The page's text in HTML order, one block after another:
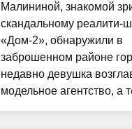
Малининой, знакомой
скандальному реалити-
«Дом-2», обнаружили в
заброшенном районе
недавно девушка
модельное агентство, а